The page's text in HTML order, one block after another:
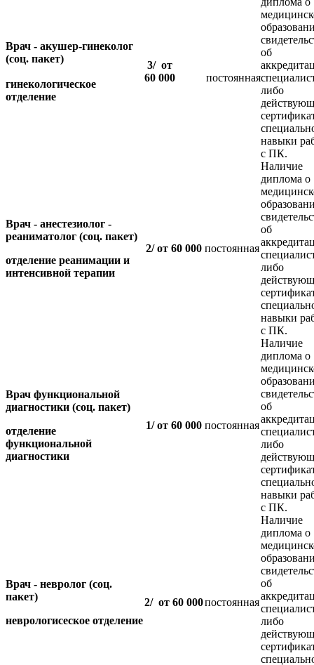
Врач - акушер-гинеколог
(соц. пакет)
гинекологическое
отделение
3/ от
60 000
постоянная
об
либо
навыки
с ПК.
Врач - анестезиолог -
реаниматолог (соц. пакет)
отделение реанимации и
интенсивной терапии
2/ от 60 000 постоянная
Наличие
диплома о
об
либо
навыки
с ПК.
Врач функциональной
диагностики (соц. пакет)
отделение
функциональной
диагностики
1/ от 60 000 постоянная
Наличие
диплома о
об
либо
навыки
с ПК.
Врач - невролог (соц.
пакет)
неврологисеское отделение
2/ от 60 000постоянная
Наличие
диплома о
об
либо